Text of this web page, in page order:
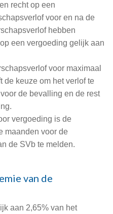
recht op een
voor en na de
hebben
een vergoeding gelijk aan
voor maximaal
de keuze om het verlof te
de bevalling en de rest
vergoeding is de
maanden voor de
de SVb te melden.
van de
aan 2,65% van het